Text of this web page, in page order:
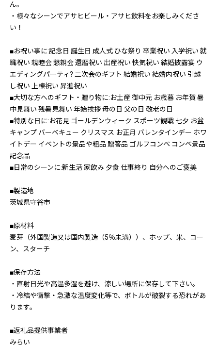
ん。
・様々なシーンでアサヒビール・アサヒ飲料をお楽しみくださ
い！
■お祝い事に:記念日 誕生日 成人式 ひな祭り 卒業祝い 入学祝い 就
職祝い 親睦会 懇親会 還暦祝い 出産祝い 快気祝い 結婚披露宴 ウ
エディングパーティ? 二次会のギフト 結婚祝い 結婚内祝い 引越
し祝い 上棟祝い 昇進祝い
■大切な方へのギフト・贈り物に:お土産 御中元 お歳暮 お年賀 暑
中見舞い 残暑見舞い 年始挨拶 母の日 父の日 敬老の日
■特別な日に:お花見 ゴールデンウィーク スポーツ観戦 七夕 お盆
キャンプ バーベキュー クリスマス お正月 バレンタインデー ホワ
イトデー イベントの景品や粗品 贈答品 ゴルフコンペ コンペ景品
記念品
■日常のシーンに:新生活 家飲み 夕食 仕事終り 自分へのご褒美
■製造地
茨城県守谷市
■原材料
麦芽（外国製造又は国内製造（5％未満））、ホップ、米、コー
ン、スターチ
■保存方法
・直射日光や高温多湿を避け、涼しい場所に保存して下さい。
・冷結や衝撃・急激な温度変化等で、ボトルが破裂する恐れがあ
ります。
■返礼品提供事業者
みらい